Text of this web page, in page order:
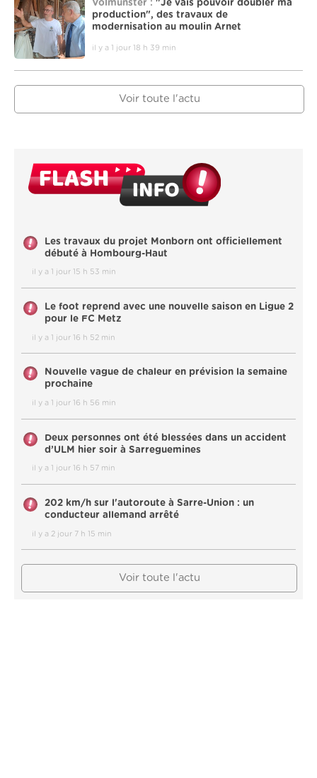
Volmunster : "Je vais pouvoir doubler ma
production", des travaux de
modernisation au moulin Arnet
il y a 1 jour 18 h 39 min
Voir toute l'actu
Les travaux du projet Monborn ont officiellement
débuté à Hombourg-Haut
il y a 1 jour 15 h 53 min
Le foot reprend avec une nouvelle saison en Ligue 2
pour le FC Metz
il y a 1 jour 16 h 52 min
Nouvelle vague de chaleur en prévision la semaine
prochaine
il y a 1 jour 16 h 56 min
Deux personnes ont été blessées dans un accident
d’ULM hier soir à Sarreguemines
il y a 1 jour 16 h 57 min
202 km/h sur l'autoroute à Sarre-Union : un
conducteur allemand arrêté
il y a 2 jour 7 h 15 min
Voir toute l'actu